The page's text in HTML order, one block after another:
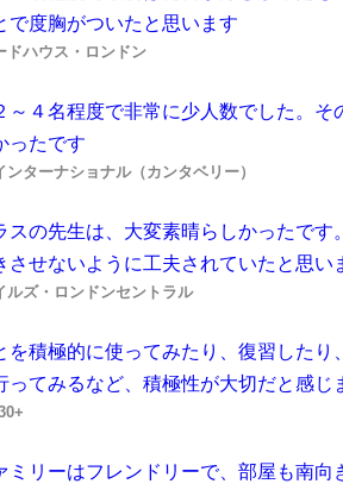
で度胸がついたと思います
ドハウス・ロンドン
～４名程度で非常に少人数でした。
ったです
ンターナショナル（カンタベリー）
スの先生は、大変素晴らしかったです
させないように工夫されていたと思い
ルズ・ロンドンセントラル
を積極的に使ってみたり、復習した
ってみるなど、積極性が大切だと感じ
ミリーはフレンドリーで、部屋も南